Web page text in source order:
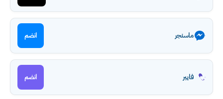
ماسنجر انضم
فايبر انضم